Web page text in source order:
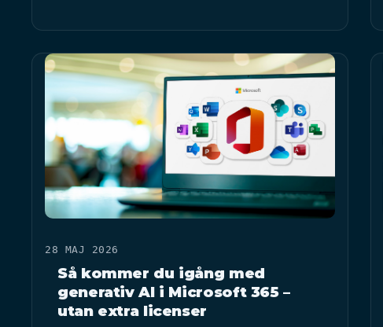
28 MAJ 2026
Så kommer du igång med
generativ AI i Microsoft 365 –
utan extra licenser